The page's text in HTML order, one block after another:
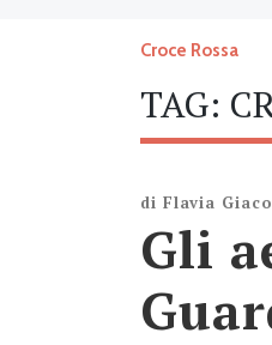
Croce Rossa
TAG:
di Flavia
Gli